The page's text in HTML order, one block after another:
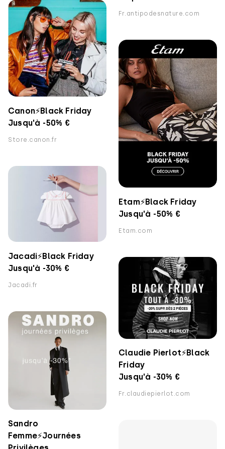
Fr.antipodesnature.com
Canon⚡️Black Friday
Jusqu'à -50% €
Store.canon.fr
Etam⚡️Black Friday
Jusqu'à -50% €
Etam.com
Jacadi⚡️Black Friday
Jusqu'à -30% €
Jacadi.fr
Claudie Pierlot⚡️Black
Friday
Jusqu'à -30% €
Fr.claudiepierlot.com
Sandro
Femme⚡️Journées